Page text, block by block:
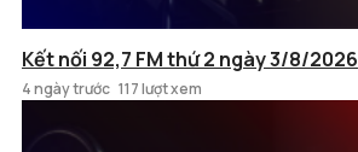
Kết nối 92,7 FM thứ 2 ngày 3/8/2026
4 ngày trước 117 lượt xem